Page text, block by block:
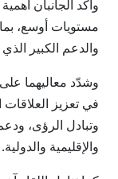
وأكد الجانبان
مستويات أوسع، بما
والدعم الكبير
وشدّد معاليهما
في تعزيز العلاقات
وتبادل الرؤى،
والإقليمية والدولية.